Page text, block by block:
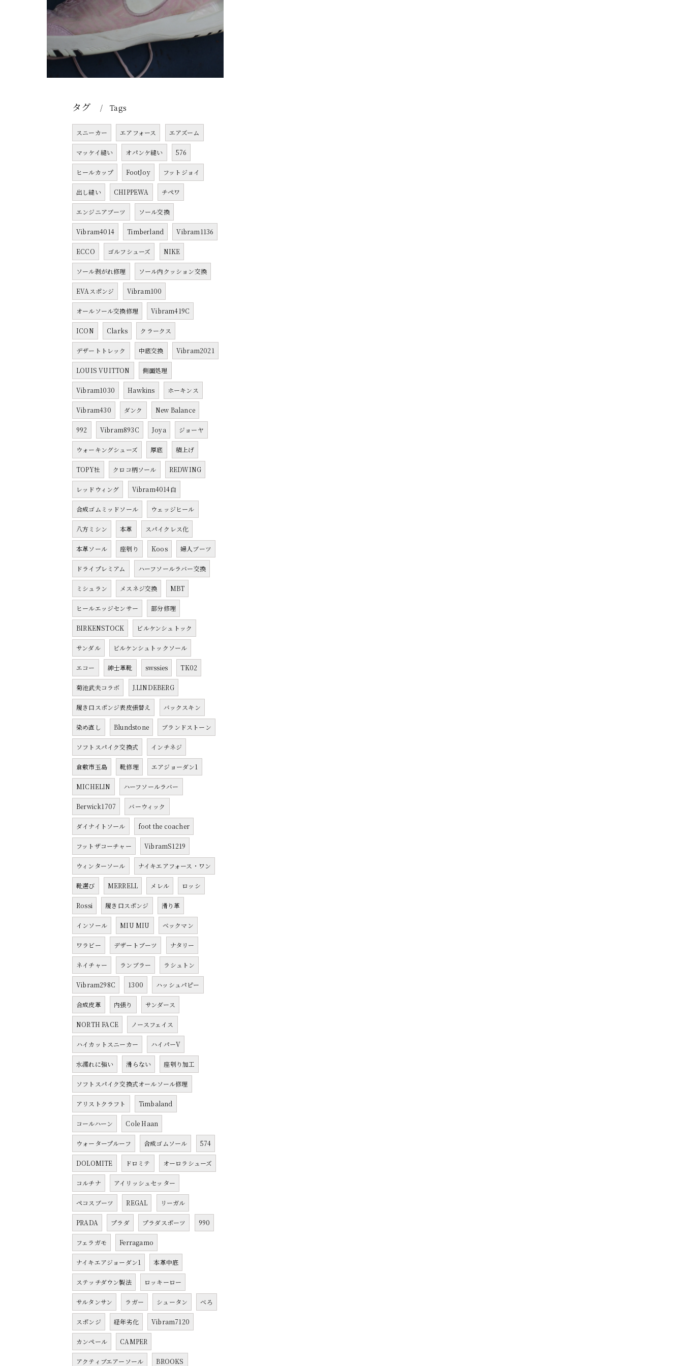
タグ Tags
スニーカー エアフォース エアズーム
マッケイ縫い オパンケ縫い 576
ヒールカップ FootJoy フットジョイ
出し縫い CHIPPEWA チペワ
エンジニアブーツ ソール交換
Vibram4014 Timberland Vibram1136
ECCO ゴルフシューズ NIKE
ソール剥がれ修理 ソール内クッション交換
EVAスポンジ Vibram100
オールソール交換修理 Vibram419C
ICON Clarks クラークス
デザートトレック 中底交換 Vibram2021
LOUIS VUITTON 側面処理
Vibram1030 Hawkins ホーキンス
Vibram430 ダンク New Balance
992 Vibram893C Joya ジョーヤ
ウォーキングシューズ 厚底 積上げ
TOPY社 クロコ柄ソール REDWING
レッドウィング Vibram4014白
合成ゴムミッドソール ウェッジヒール
八方ミシン 本革 スパイクレス化
本革ソール 座刳り Koos 婦人ブーツ
ドライプレミアム ハーフソールラバー交換
ミシュラン メスネジ交換 MBT
ヒールエッジセンサー 部分修理
BIRKENSTOCK ビルケンシュトック
サンダル ビルケンシュトックソール
エコー 紳士革靴 swssies TK02
菊池武夫コラボ J.LINDEBERG
履き口スポンジ表皮張替え バックスキン
染め直し Blundstone ブランドストーン
ソフトスパイク交換式 インチネジ
倉敷市玉島 靴修理 エアジョーダン1
MICHELIN ハーフソールラバー
Berwick1707 バーウィック
ダイナイトソール foot the coacher
フットザコーチャー VibramS1219
ウィンターソール ナイキエアフォース・ワン
靴選び MERRELL メレル ロッシ
Rossi 履き口スポンジ 滑り革
インソール MIU MIU ベックマン
ワラビー デザートブーツ ナタリー
ネイチャー ランブラー ラシュトン
Vibram298C 1300 ハッシュパピー
合成皮革 内張り サンダース
NORTH FACE ノースフェイス
ハイカットスニーカー ハイパーV
水濡れに強い 滑らない 座刳り加工
ソフトスパイク交換式オールソール修理
アリストクラフト Timbaland
コールハーン Cole Haan
ウォータープルーフ 合成ゴムソール 574
DOLOMITE ドロミテ オーロラシューズ
コルチナ アイリッシュセッター
ペコスブーツ REGAL リーガル
PRADA プラダ プラダスポーツ 990
フェラガモ Ferragamo
ナイキエアジョーダン1 本革中底
ステッチダウン製法 ロッキーロー
サルタンサン ラガー シュータン べろ
スポンジ 経年劣化 Vibram7120
カンペール CAMPER
アクティブエアーソール BROOKS